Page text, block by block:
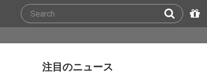
注目のニュース